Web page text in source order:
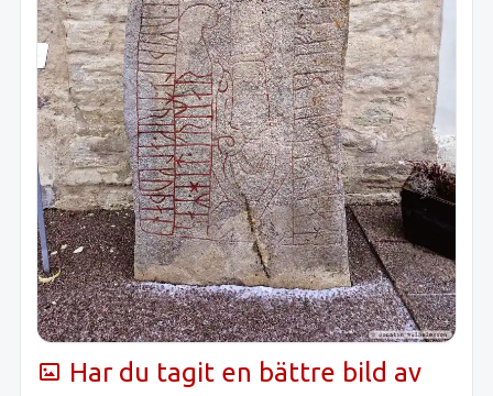
Har du tagit en bättre bild av